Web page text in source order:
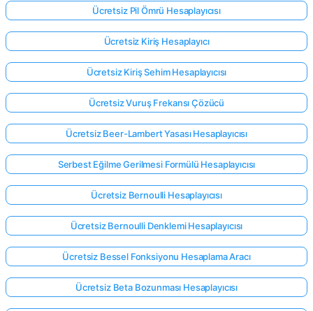
Ücretsiz Pil Ömrü Hesaplayıcısı
Ücretsiz Kiriş Hesaplayıcı
Ücretsiz Kiriş Sehim Hesaplayıcısı
Ücretsiz Vuruş Frekansı Çözücü
Ücretsiz Beer-Lambert Yasası Hesaplayıcısı
Serbest Eğilme Gerilmesi Formülü Hesaplayıcısı
Ücretsiz Bernoulli Hesaplayıcısı
Ücretsiz Bernoulli Denklemi Hesaplayıcısı
Ücretsiz Bessel Fonksiyonu Hesaplama Aracı
Ücretsiz Beta Bozunması Hesaplayıcısı